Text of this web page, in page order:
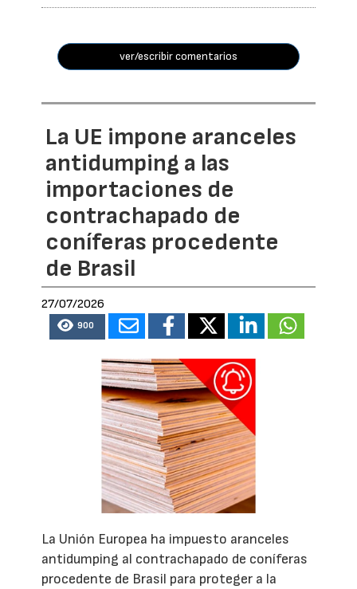
ver/escribir comentarios
La UE impone aranceles
antidumping a las
importaciones de
contrachapado de
coníferas procedente
de Brasil
27/07/2026
900
La Unión Europea ha impuesto aranceles
antidumping al contrachapado de coníferas
procedente de Brasil para proteger a la